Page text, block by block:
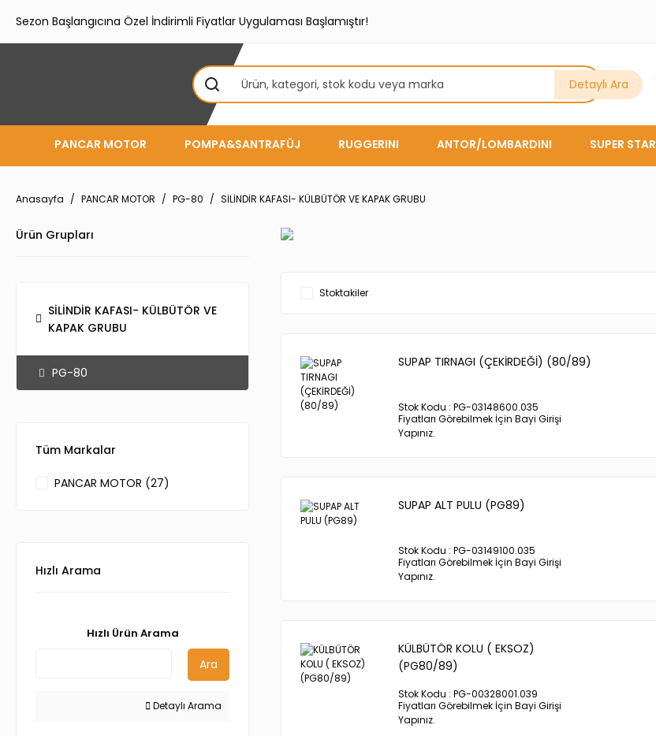
Sezon Başlangıcına Özel İndirimli Fiyatlar Uygulaması Başlamıştır!
Detaylı Ara
PANCAR MOTOR POMPA&SANTRAFÜJ RUGGERINI ANTOR/LOMBARDINI SUPER STAR
Anasayfa PANCAR MOTOR PG-80 SİLİNDİR KAFASI- KÜLBÜTÖR VE KAPAK GRUBU
Ürün Grupları
SİLİNDİR KAFASI- KÜLBÜTÖR VE
KAPAK GRUBU
PG-80
Tüm Markalar
PANCAR MOTOR (27)
Hızlı Arama
Hızlı Ürün Arama
Ara
Detaylı Arama
Stoktakiler
SUPAP TIRNAGI (ÇEKİRDEĞİ) (80/89)
Stok Kodu : PG-03148600.035
Fiyatları Görebilmek İçin Bayi Girişi
Yapınız.
SUPAP ALT PULU (PG89)
Stok Kodu : PG-03149100.035
Fiyatları Görebilmek İçin Bayi Girişi
Yapınız.
KÜLBÜTÖR KOLU ( EKSOZ)
(PG80/89)
Stok Kodu : PG-00328001.039
Fiyatları Görebilmek İçin Bayi Girişi
Yapınız.